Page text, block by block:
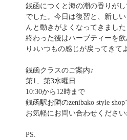
銭函につくと海の潮の香りが
でした。今日は復習と、新し
んと動きがよくなってきました
終わった後はハーブティーを
り♪いつもの感じが戻ってきて
銭函クラスのご案内♪
第1、第3水曜日
10:30から12時まで
銭函駅お隣のzenibako style
お気軽にお問い合わせください
PS.